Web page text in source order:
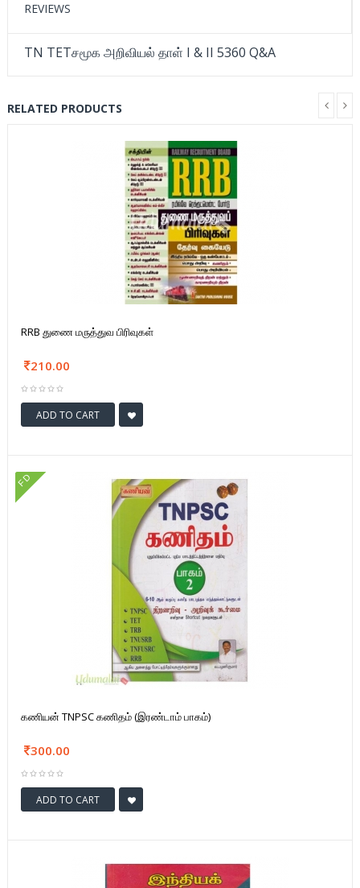
REVIEWS
TN TETசமூக அறிவியல் தாள் I & II 5360 Q&A
RELATED PRODUCTS
RRB துணை மருத்துவ பிரிவுகள்
210.00
ADD TO CART
FD
கணியன் TNPSC கணிதம் (இரண்டாம் பாகம்)
300.00
ADD TO CART